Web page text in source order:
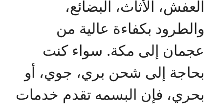
العفش، الأثاث، البضائع،
والطرود بكفاءة عالية من
عجمان إلى مكة. سواء كنت
بحاجة إلى شحن بري، جوي، أو
بحري، فإن البسمه تقدم خدمات